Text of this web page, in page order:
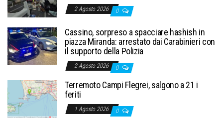
2 Agosto 2026 0
Cassino, sorpreso a spacciare hashish in
piazza Miranda: arrestato dai Carabinieri con
il supporto della Polizia
2 Agosto 2026 0
Terremoto Campi Flegrei, salgono a 21 i
feriti
1 Agosto 2026 0